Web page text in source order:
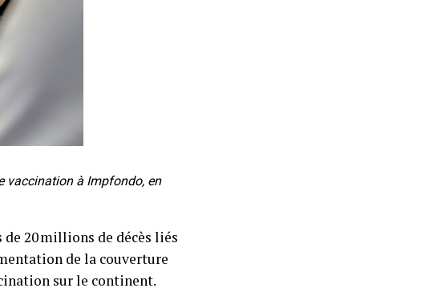
vaccination à Impfondo, en
20 millions de décès liés
de la couverture
sur le continent.